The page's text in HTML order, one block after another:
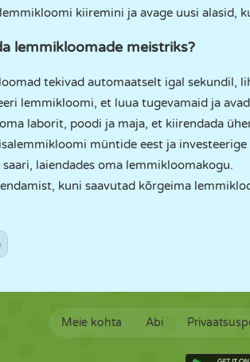
kiiremini ja avage uusi alasid,
lemmikloomade meistriks?
tekivad automaatselt igal sekundil,
lemmikloomi, et luua tugevamaid ja
laborit, poodi ja maja, et kiirendada
müntide eest ja investeerige
saari, laiendades oma lemmikloomakogu.
kuni saavutad kõrgeima
Meie kohta Abi